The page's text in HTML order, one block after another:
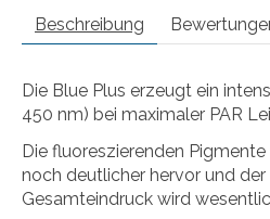
Beschreibung
Die Blue Plus erzeugt ein
450 nm) bei maximaler PAR
Die fluoreszierenden
noch deutlicher hervor und
Gesamteindruck wird